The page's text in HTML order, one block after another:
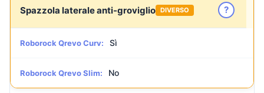
Spazzola laterale anti-groviglio DIVERSO ?
Roborock Qrevo Curv: Sì
Roborock Qrevo Slim: No